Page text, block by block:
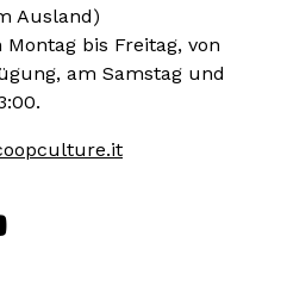
Ausland)
bis Freitag, von
am Samstag und